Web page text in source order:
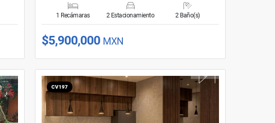
1 Recámaras 2 Estacionamiento 2 Baño(s)
$5,900,000 MXN
CV197